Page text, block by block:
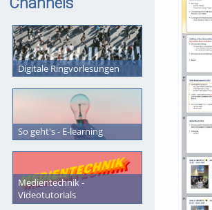
Digitale Ringvorlesungen
So geht's - E-learning
Medientechnik -
Videotutorials